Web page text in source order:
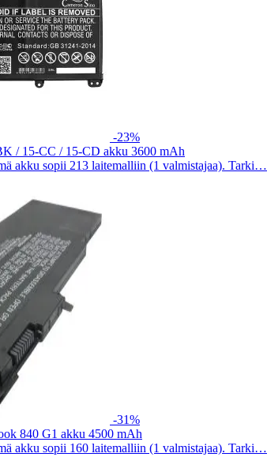
-23%
/ 15-CC / 15-CD akku 3600 mAh
akku sopii 213 laitemalliin (1 valmistajaa). Tarki…
-31%
840 G1 akku 4500 mAh
akku sopii 160 laitemalliin (1 valmistajaa). Tarki…